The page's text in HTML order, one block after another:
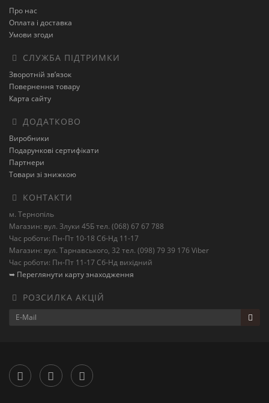
Про нас
Оплата і доставка
Умови згоди
СЛУЖБА ПІДТРИМКИ
Зворотній зв’язок
Повернення товару
Карта сайту
ДОДАТКОВО
Виробники
Подарункові сертифікати
Партнери
Товари зі знижкою
КОНТАКТИ
м. Тернопіль
Магазин: вул. Злуки 45Б тел. (068) 67 67 788
Час роботи: Пн-Пт 10-18 Сб-Нд 11-17
Магазин: вул. Тарнавського, 32 тел. (098) 79 39 176 Viber
Час роботи: Пн-Пт 11-17 Сб-Нд вихідний
➥ Переглянути карту знаходження
РОЗСИЛКА АКЦІЙ